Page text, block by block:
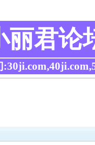
丽君论